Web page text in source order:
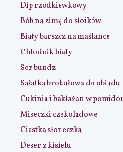
Dip rzodkiewkowy
Bób na zimę do słoików
Biały barszcz na maślance
Chłodnik biały
Ser bundz
Sałatka brokułowa do obiadu
Cukinia i bakłażan w
Miseczki czekoladowe
Ciastka słoneczka
Deser z kisielu